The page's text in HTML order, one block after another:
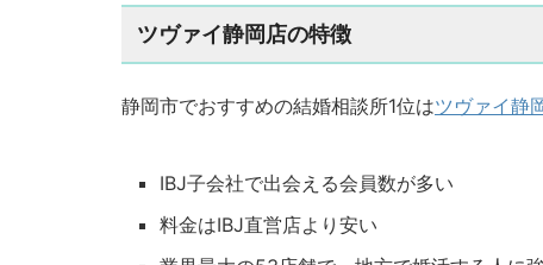
ツヴァイ静岡店の特徴
静岡市でおすすめの結婚相談所1位はツヴァイ静
IBJ子会社で出会える会員数が多い
料金はIBJ直営店より安い